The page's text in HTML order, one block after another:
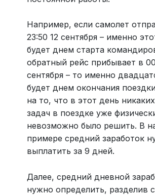
Например, если самолет
23:50 12 сентября – именно
будет днем старта
обратный рейс прибывает в
сентября – то именно
будет днем окончания
на то, что в этот день
задач в поездке уже
невозможно было решить. В
примере средний заработок
выплатить за 9 дней.
Далее, средний дневной
нужно определить, разделив